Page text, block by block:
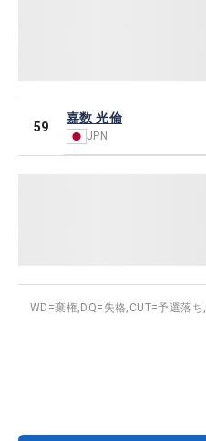
59
嘉数 光倫
JPN
WD=棄権, DQ=失格, CUT=予選落ち,